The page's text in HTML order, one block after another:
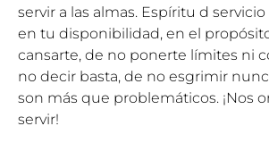
servir a las almas. Espíritu d
en tu disponibilidad, en el
cansarte, de no ponerte límites ni
no decir basta, de no esgrimir
son más que problemáticos. ¡Nos
servir!